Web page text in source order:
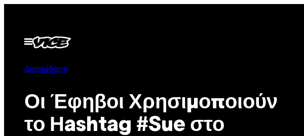
περιεχόμενο
Ανοίξτε
το
Διασκέδαση
Οι Έφηβοι Χρησιμοποιούν
το Ηashtag #Sue στο